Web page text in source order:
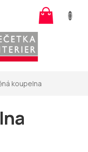
košík
koupelna